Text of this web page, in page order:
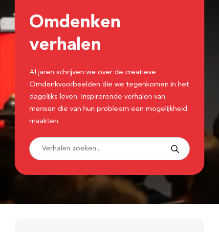
Omdenken
verhalen
Al jaren schrijven we over de creatieve
Omdenkvoorbeelden die we tegenkomen in het
dagelijks leven. Inspirerende verhalen van
mensen die van hun probleem een mogelijkheid
maakten.